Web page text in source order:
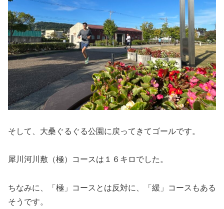
そして、大桑ぐるぐる公園に戻ってきてゴールです。
犀川河川敷（極）コースは１６キロでした。
ちなみに、「極」コースとは反対に、「緩」コースもある
そうです。